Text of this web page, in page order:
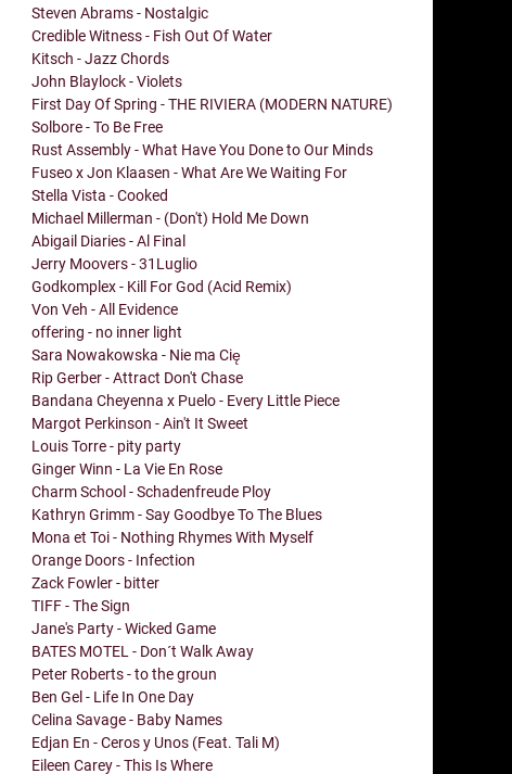
Steven Abrams - Nostalgic
Credible Witness - Fish Out Of Water
Kitsch - Jazz Chords
John Blaylock - Violets
First Day Of Spring - THE RIVIERA (MODERN NATURE)
Solbore - To Be Free
Rust Assembly - What Have You Done to Our Minds
Fuseo x Jon Klaasen - What Are We Waiting For
Stella Vista - Cooked
Michael Millerman - (Don't) Hold Me Down
Abigail Diaries - Al Final
Jerry Moovers - 31Luglio
Godkomplex - Kill For God (Acid Remix)
Von Veh - All Evidence
offering - no inner light
Sara Nowakowska - Nie ma Cię
Rip Gerber - Attract Don't Chase
Bandana Cheyenna x Puelo - Every Little Piece
Margot Perkinson - Ain't It Sweet
Louis Torre - pity party
Ginger Winn - La Vie En Rose
Charm School - Schadenfreude Ploy
Kathryn Grimm - Say Goodbye To The Blues
Mona et Toi - Nothing Rhymes With Myself
Orange Doors - Infection
Zack Fowler - bitter
TIFF - The Sign
Jane's Party - Wicked Game
BATES MOTEL - Don´t Walk Away
Peter Roberts - to the groun
Ben Gel - Life In One Day
Celina Savage - Baby Names
Edjan En - Ceros y Unos (Feat. Tali M)
Eileen Carey - This Is Where